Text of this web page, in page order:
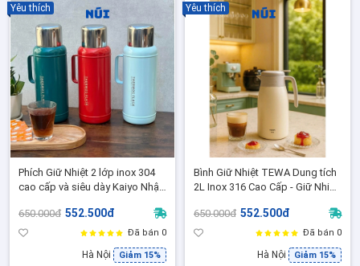
Phích Giữ Nhiệt 2 lớp inox 304
cao cấp và siêu dày Kaiyo Nhật
lên đến 24 giờ
650.000đ 552.500đ
Đã bán 0
Hà Nội Giảm 15%
Yêu thích
Bình Giữ Nhiệt TEWA Dung tích
2L Inox 316 Cao Cấp - Giữ Nhiệt
650.000đ 552.500đ
Đã bán 0
Hà Nội Giảm 15%
Yêu thích